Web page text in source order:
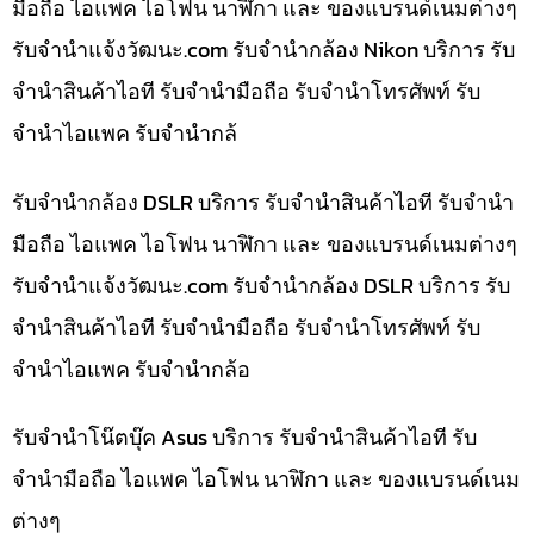
มือถือ ไอแพค ไอโฟน นาฬิกา และ ของแบรนด์เนมต่างๆ
รับจํานําแจ้งวัฒนะ.com รับจำนำกล้อง Nikon บริการ รับ
จำนำสินค้าไอที รับจำนำมือถือ รับจำนำโทรศัพท์ รับ
จำนำไอแพค รับจำนำกล้
รับจำนำกล้อง DSLR บริการ รับจำนำสินค้าไอที รับจำนำ
มือถือ ไอแพค ไอโฟน นาฬิกา และ ของแบรนด์เนมต่างๆ
รับจํานําแจ้งวัฒนะ.com รับจำนำกล้อง DSLR บริการ รับ
จำนำสินค้าไอที รับจำนำมือถือ รับจำนำโทรศัพท์ รับ
จำนำไอแพค รับจำนำกล้อ
รับจำนำโน๊ตบุ๊ค Asus บริการ รับจำนำสินค้าไอที รับ
จำนำมือถือ ไอแพค ไอโฟน นาฬิกา และ ของแบรนด์เนม
ต่างๆ